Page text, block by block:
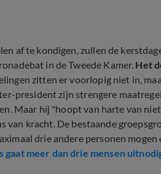
af te kondigen, zullen de
in de Tweede Kamer. Het
zitten er voorlopig niet in,
president zijn strengere
Maar hij "hoopt van harte van
van kracht. De bestaande
drie andere personen mogen
meer dan drie mensen